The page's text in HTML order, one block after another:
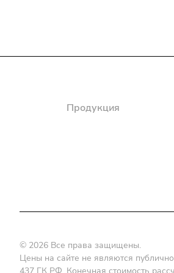
Продукция
© 2026 Все права защищены.
Цены на сайте не являются